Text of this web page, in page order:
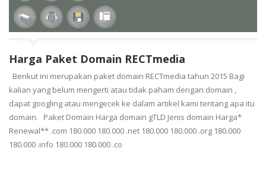
Harga Paket Domain RECTmedia
Berikut ini merupakan paket domain RECTmedia tahun 2015 Bagi
kalian yang belum mengerti atau tidak paham dengan domain ,
dapat googling atau mengecek ke dalam artikel kami tentang apa itu
domain. Paket Domain Harga domain gTLD Jenis domain Harga*
Renewal** .com 180.000 180.000 .net 180.000 180.000 .org 180.000
180.000 .info 180.000 180.000 .co